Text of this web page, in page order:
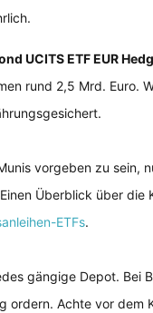
UCITS ETF EUR
rund 2,5 Mrd. Euro.
vorgeben zu sein,
Überblick über
ETFs.
gängige Depot. Bei
ordern. Achte vor dem